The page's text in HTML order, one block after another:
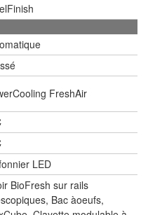
FreshAir
LED
BioFresh sur rails
Bac àoeufs,